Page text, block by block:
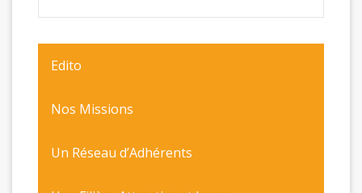
Edito
Nos Missions
Un Réseau d’Adhérents